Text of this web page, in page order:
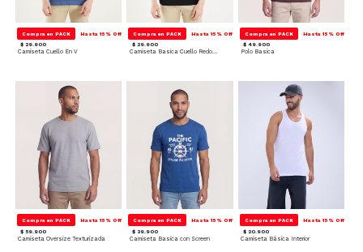
Compra en PACK Hasta 15% Off
$ 29.900
Camiseta Cuello En V
Compra en PACK Hasta 15% Off
$ 29.900
Camiseta Basica Cuello Redondo
Compra en PACK Hasta 15% Off
$ 49.900
Polo Basica
Compra en PACK Hasta 15% Off
$ 59.900
Camiseta Oversize Texturizada
Compra en PACK Hasta 15% Off
$ 39.900
Camiseta Basica con Screen
Compra en PACK Hasta 15% Off
$ 20.900
Camiseta Básica Interior